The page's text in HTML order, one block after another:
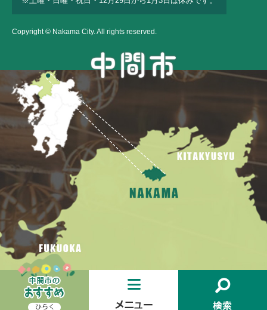
Copyright © Nakama City. All rights reserved.